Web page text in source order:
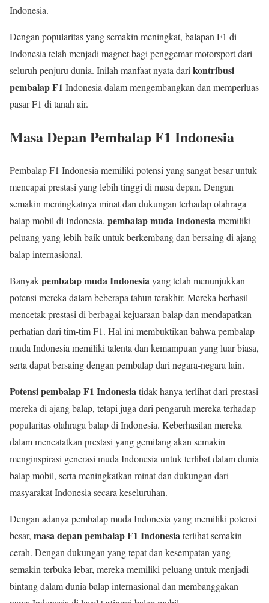
Indonesia.
Dengan popularitas yang semakin meningkat, balapan F1 di
Indonesia telah menjadi magnet bagi penggemar motorsport dari
seluruh penjuru dunia. Inilah manfaat nyata dari kontribusi
pembalap F1 Indonesia dalam mengembangkan dan memperluas
pasar F1 di tanah air.
Masa Depan Pembalap F1 Indonesia
Pembalap F1 Indonesia memiliki potensi yang sangat besar untuk
mencapai prestasi yang lebih tinggi di masa depan. Dengan
semakin meningkatnya minat dan dukungan terhadap olahraga
balap mobil di Indonesia, pembalap muda Indonesiamemiliki
peluang yang lebih baik untuk berkembang dan bersaing di ajang
balap internasional.
Banyakpembalap muda Indonesiayang telah menunjukkan
potensi mereka dalam beberapa tahun terakhir. Mereka berhasil
mencetak prestasi di berbagai kejuaraan balap dan mendapatkan
perhatian dari tim-tim F1. Hal ini membuktikan bahwa pembalap
muda Indonesia memiliki talenta dan kemampuan yang luar biasa,
serta dapat bersaing dengan pembalap dari negara-negara lain.
Potensi pembalap F1 Indonesiatidak hanya terlihat dari prestasi
mereka di ajang balap, tetapi juga dari pengaruh mereka terhadap
popularitas olahraga balap di Indonesia. Keberhasilan mereka
dalam mencatatkan prestasi yang gemilang akan semakin
menginspirasi generasi muda Indonesia untuk terlibat dalam dunia
balap mobil, serta meningkatkan minat dan dukungan dari
masyarakat Indonesia secara keseluruhan.
Dengan adanya pembalap muda Indonesia yang memiliki potensi
besar, masa depan pembalap F1 Indonesiaterlihat semakin
cerah. Dengan dukungan yang tepat dan kesempatan yang
semakin terbuka lebar, mereka memiliki peluang untuk menjadi
bintang dalam dunia balap internasional dan membanggakan